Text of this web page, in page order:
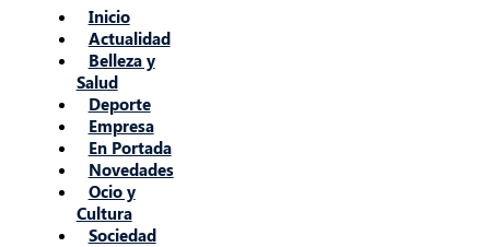
Inicio
Actualidad
Belleza y
Salud
Deporte
Empresa
En Portada
Novedades
Ocio y
Cultura
Sociedad